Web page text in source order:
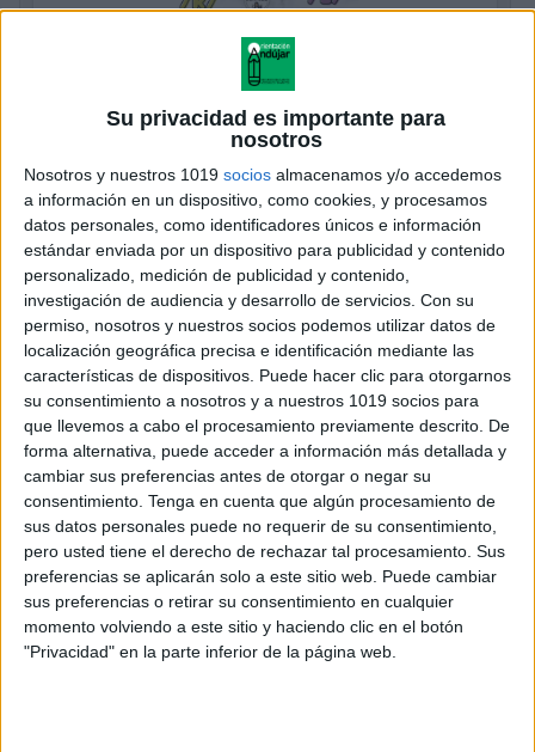
Su privacidad es importante para
nosotros
Nosotros y nuestros 1019 socios almacenamos y/o accedemos
a información en un dispositivo, como cookies, y procesamos
datos personales, como identificadores únicos e información
estándar enviada por un dispositivo para publicidad y contenido
personalizado, medición de publicidad y contenido,
investigación de audiencia y desarrollo de servicios. Con su
permiso, nosotros y nuestros socios podemos utilizar datos de
localización geográfica precisa e identificación mediante las
características de dispositivos. Puede hacer clic para otorgarnos
su consentimiento a nosotros y a nuestros 1019 socios para
que llevemos a cabo el procesamiento previamente descrito. De
forma alternativa, puede acceder a información más detallada y
cambiar sus preferencias antes de otorgar o negar su
consentimiento. Tenga en cuenta que algún procesamiento de
sus datos personales puede no requerir de su consentimiento,
pero usted tiene el derecho de rechazar tal procesamiento. Sus
preferencias se aplicarán solo a este sitio web. Puede cambiar
sus preferencias o retirar su consentimiento en cualquier
momento volviendo a este sitio y haciendo clic en el botón
"Privacidad" en la parte inferior de la página web.
Tablero de juegos con las trabadas /R/ y
/L/
Publicado hace 4 horas
Hoy venimos a hablar de uno de los mayores dolores
de cabeza (¡y a la vez un reto superemocionante!) en
el aprendizaje lector de los peques: las temidas
sílabas trabadas […]
SEGUIR LEYENDO